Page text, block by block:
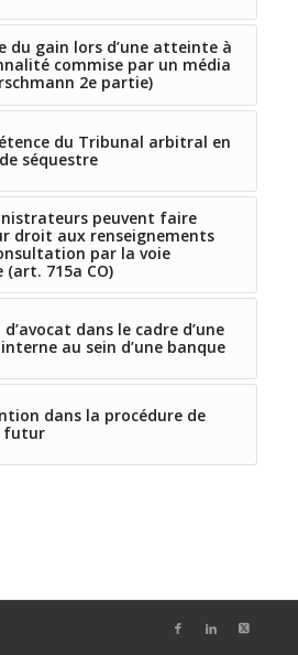
du gain lors d’une atteinte à
commise par un média
2e partie)
du Tribunal arbitral en
séquestre
peuvent faire
droit aux renseignements
par la voie
(art. 715a CO)
d’avocat dans le cadre d’une
au sein d’une banque
dans la procédure de
futur